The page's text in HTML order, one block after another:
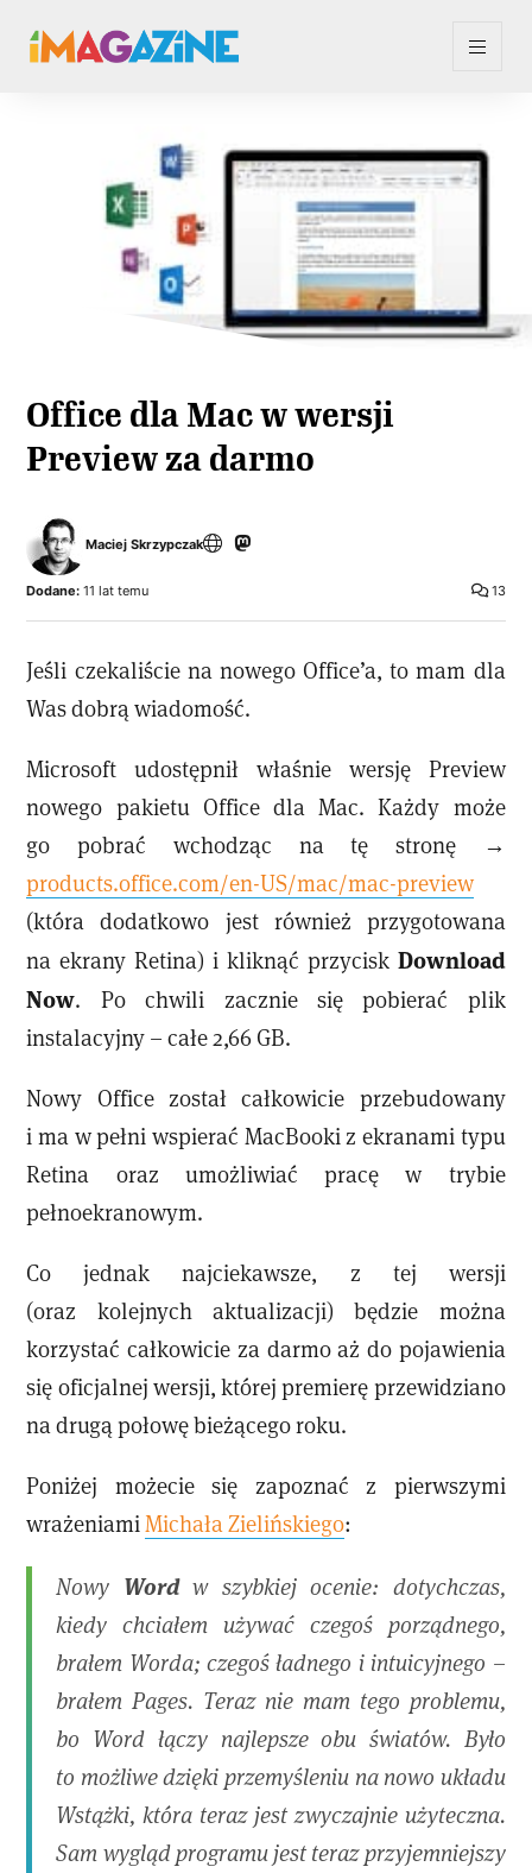
Office dla Mac w wersji
Preview za darmo
Maciej Skrzypczak
13
Dodane: 11 lat temu
Jeśli czekaliście na nowego Office’a, to mam dla
Was dobrą wiadomość.
Microsoft udostępnił właśnie wersję Preview
nowego pakietu Office dla Mac. Każdy może
go pobrać wchodząc na tę stronę →
products.office.com/en-US/mac/mac-preview
(która dodatkowo jest również przygotowana
na ekrany Retina) i kliknąć przycisk Download
Now. Po chwili zacznie się pobierać plik
instalacyjny – całe 2,66 GB.
Nowy Office został całkowicie przebudowany
i ma w pełni wspierać MacBooki z ekranami typu
Retina oraz umożliwiać pracę w trybie
pełnoekranowym.
Co jednak najciekawsze, z tej wersji
(oraz kolejnych aktualizacji) będzie można
korzystać całkowicie za darmo aż do pojawienia
się oficjalnej wersji, której premierę przewidziano
na drugą połowę bieżącego roku.
Poniżej możecie się zapoznać z pierwszymi
wrażeniamiMichała Zielińskiego:
Nowy Wordw szybkiej ocenie: dotychczas,
kiedy chciałem używać czegoś porządnego,
brałem Worda; czegoś ładnego i intuicyjnego –
brałem Pages. Teraz nie mam tego problemu,
bo Word łączy najlepsze obu światów. Było
to możliwe dzięki przemyśleniu na nowo układu
Wstążki, która teraz jest zwyczajnie użyteczna.
Sam wygląd programu jest teraz przyjemniejszy